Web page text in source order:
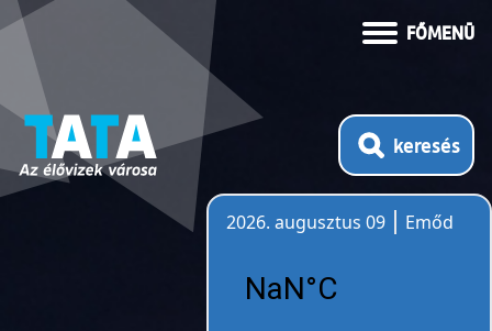
FŐMENÜ
keresés
2026. augusztus 09
Emőd